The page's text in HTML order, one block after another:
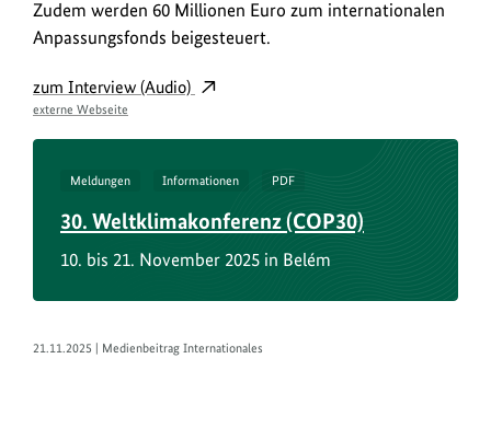
rechnet
mit
Beschlüssen
zuversichtlich,
verbindliches
Zudem werden 60 Millionen Euro zum internationalen
Anpassungsfonds beigesteuert.
zum Interview (Audio)
externe Webseite
Meldungen Informationen PDF
30. Weltklimakonferenz (COP30)
10. bis 21. November 2025 in Belém
21.11.2025 | Medienbeitrag Internationales